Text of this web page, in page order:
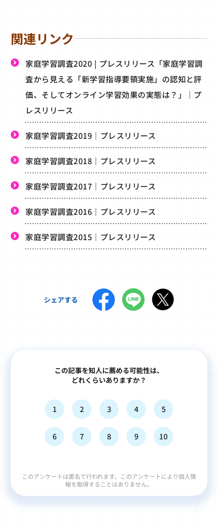
関連リンク
家庭学習調査2020 | プレスリリース「家庭学習調
査から見える「新学習指導要領実施」の認知と評
価、そしてオンライン学習効果の実態は？」｜プ
レスリリース
家庭学習調査2019｜プレスリリース
家庭学習調査2018｜プレスリリース
家庭学習調査2017｜プレスリリース
家庭学習調査2016｜プレスリリース
家庭学習調査2015｜プレスリリース
シェアする
この記事を知人に薦める可能性は、
どれくらいありますか？
1 2 3 4 5
6 7 8 9 10
このアンケートは匿名で行われます。このアンケートにより個人情
報を取得することはありません。